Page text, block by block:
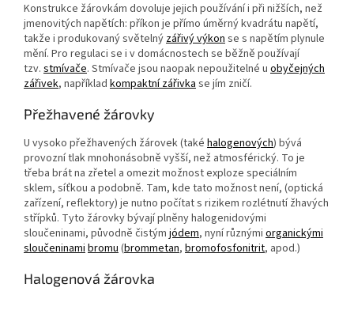
Konstrukce žárovkám dovoluje jejich používání i při nižších, než
jmenovitých napětích: příkon je přímo úměrný kvadrátu napětí,
takže i produkovaný světelnýzářivý výkonse s napětím plynule
mění. Pro regulaci se i v domácnostech se běžně používají
tzv. stmívače. Stmívače jsou naopak nepoužitelné u obyčejných
zářivek, například kompaktní zářivkase jím zničí.
Přežhavené žárovky
U vysoko přežhavených žárovek (také halogenových) bývá
provozní tlak mnohonásobně vyšší, než atmosférický. To je
třeba brát na zřetel a omezit možnost exploze speciálním
sklem, síťkou a podobně. Tam, kde tato možnost není, (optická
zařízení, reflektory) je nutno počítat s rizikem rozlétnutí žhavých
střípků. Tyto žárovky bývají plněny halogenidovými
sloučeninami, původně čistým jódem, nyní různými organickými
sloučeninamibromu(brommetan, bromofosfonitrit, apod.)
Halogenová žárovka